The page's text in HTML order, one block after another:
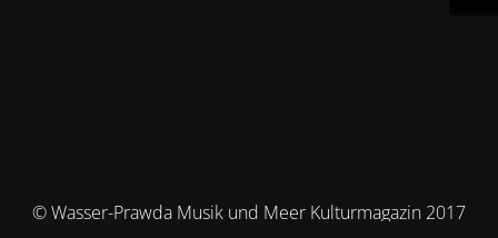
© Wasser-Prawda Musik und Meer Kulturmagazin 2017